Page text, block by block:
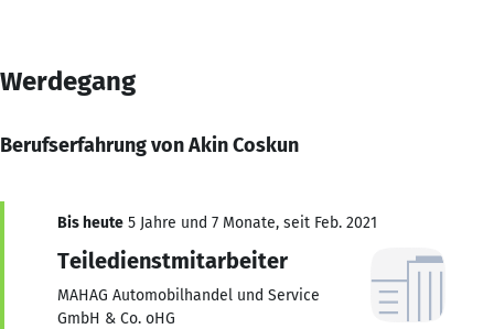
Werdegang
Berufserfahrung von Akin Coskun
Bis heute 5 Jahre und 7 Monate, seit Feb. 2021
Teiledienstmitarbeiter
MAHAG Automobilhandel und Service
GmbH & Co. oHG